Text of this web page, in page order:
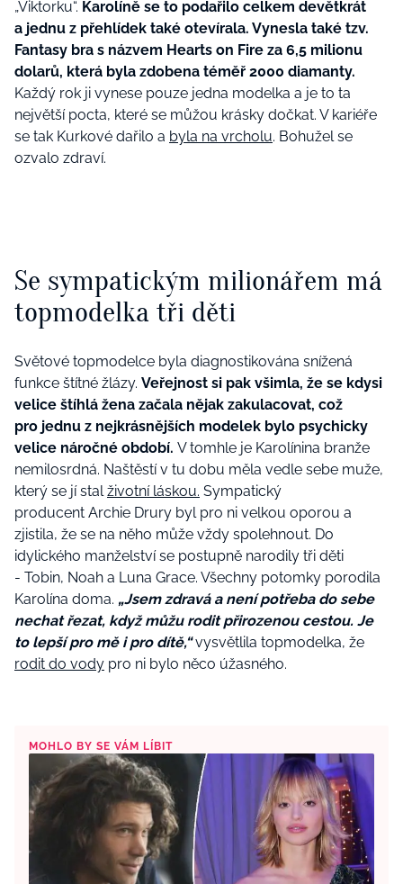
„Viktorku“. Karolíně se to podařilo celkem devětkrát
a jednu z přehlídek také otevírala. Vynesla také tzv.
Fantasy bra s názvem Hearts on Fire za 6,5 milionu
dolarů, která byla zdobena téměř 2000 diamanty.
Každý rok ji vynese pouze jedna modelka a je to ta
největší pocta, které se můžou krásky dočkat. V kariéře
se tak Kurkové dařilo a byla na vrcholu. Bohužel se
ozvalo zdraví.
Se sympatickým milionářem má
topmodelka tři děti
Světové topmodelce byla diagnostikována snížená
funkce štítné žlázy. Veřejnost si pak všimla, že se kdysi
velice štíhlá žena začala nějak zakulacovat, což
pro jednu z nejkrásnějších modelek bylo psychicky
velice náročné období. V tomhle je Karolínina branže
nemilosrdná. Naštěstí v tu dobu měla vedle sebe muže,
který se jí stalživotní láskou. Sympatický
producent Archie Drury byl pro ni velkou oporou a
zjistila, že se na něho může vždy spolehnout. Do
idylického manželství se postupně narodily tři děti
- Tobin, Noah a Luna Grace. Všechny potomky porodila
Karolína doma. „Jsem zdravá a není potřeba do sebe
nechat řezat, když můžu rodit přirozenou cestou. Je
to lepší pro mě i pro dítě,“vysvětlila topmodelka, že
rodit do vody pro ni bylo něco úžasného.
MOHLO BY SE VÁM LÍBIT